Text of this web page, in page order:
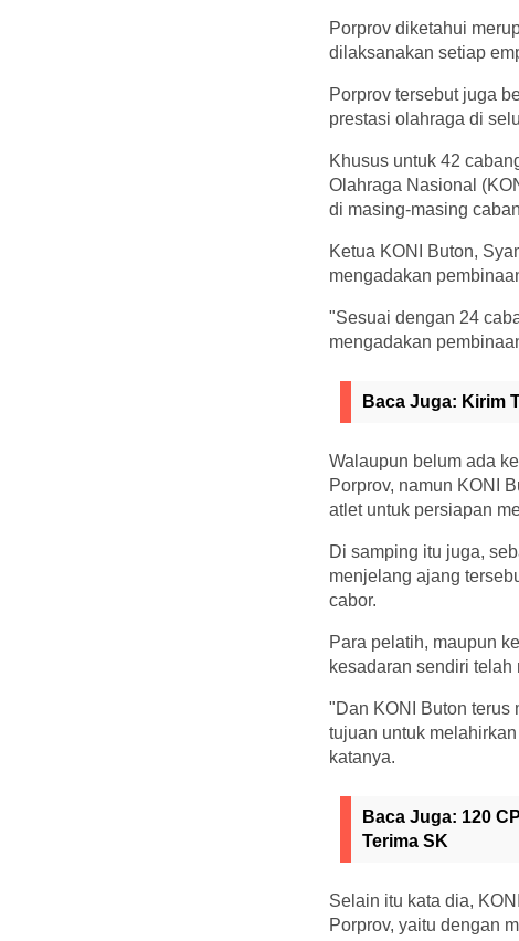
Porprov diketahui
dilaksanakan setiap
Porprov tersebut juga
prestasi olahraga di
Khusus untuk 42
Olahraga Nasional
di masing-masing
Ketua KONI Buton,
mengadakan
"Sesuai dengan 24
mengadakan
Baca Juga: Kirim
Walaupun belum ada
Porprov, namun KONI
atlet untuk persiapan
Di samping itu juga,
menjelang ajang
cabor.
Para pelatih, maupun
kesadaran sendiri telah
"Dan KONI Buton terus
tujuan untuk
katanya.
Baca Juga: 120
Terima SK
Selain itu kata dia,
Porprov, yaitu dengan